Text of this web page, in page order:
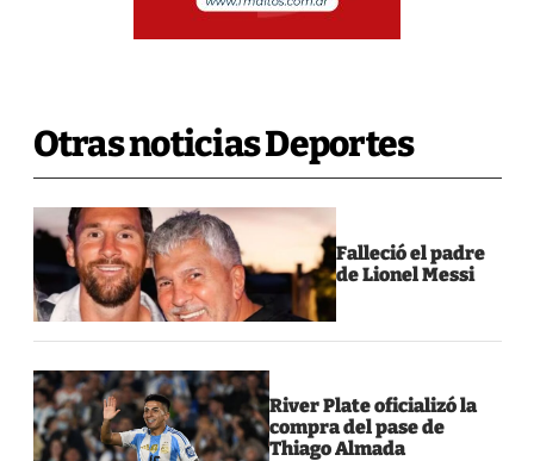
Otras noticias Deportes
Falleció el padre
de Lionel Messi
River Plate oficializó la
compra del pase de
Thiago Almada